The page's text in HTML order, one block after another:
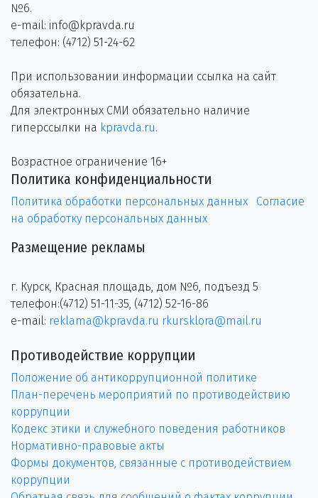
№6.
e-mail: info@kpravda.ru
телефон: (4712) 51-24-62
При использовании информации ссылка на сайт
обязательна.
Для электронных СМИ обязательно наличие
гиперссылки на kpravda.ru.
Возрастное ограничение 16+
Политика конфиденциальности
Политика обработки персональных данных
Согласие
на обработку персональных данных
Размещение рекламы
г. Курск, Красная площадь, дом №6, подъезд 5
телефон:(4712) 51-11-35, (4712) 52-16-86
e-mail: reklama@kpravda.ru rkursklora@mail.ru
Противодействие коррупции
Положение об антикоррупционной политике
План-перечень мероприятий по противодействию
коррупции
Кодекс этики и служебного поведения работников
Нормативно-правовые акты
Формы документов, связанные с противодействием
коррупции